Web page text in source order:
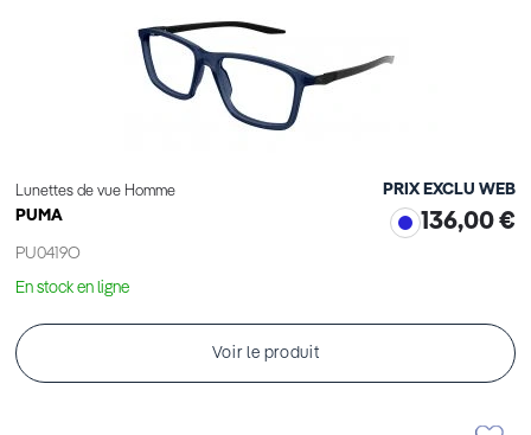
Lunettes de vue Homme
PUMA
PU0419O
PRIX EXCLU WEB
136,00 €
En stock en ligne
Voir le produit